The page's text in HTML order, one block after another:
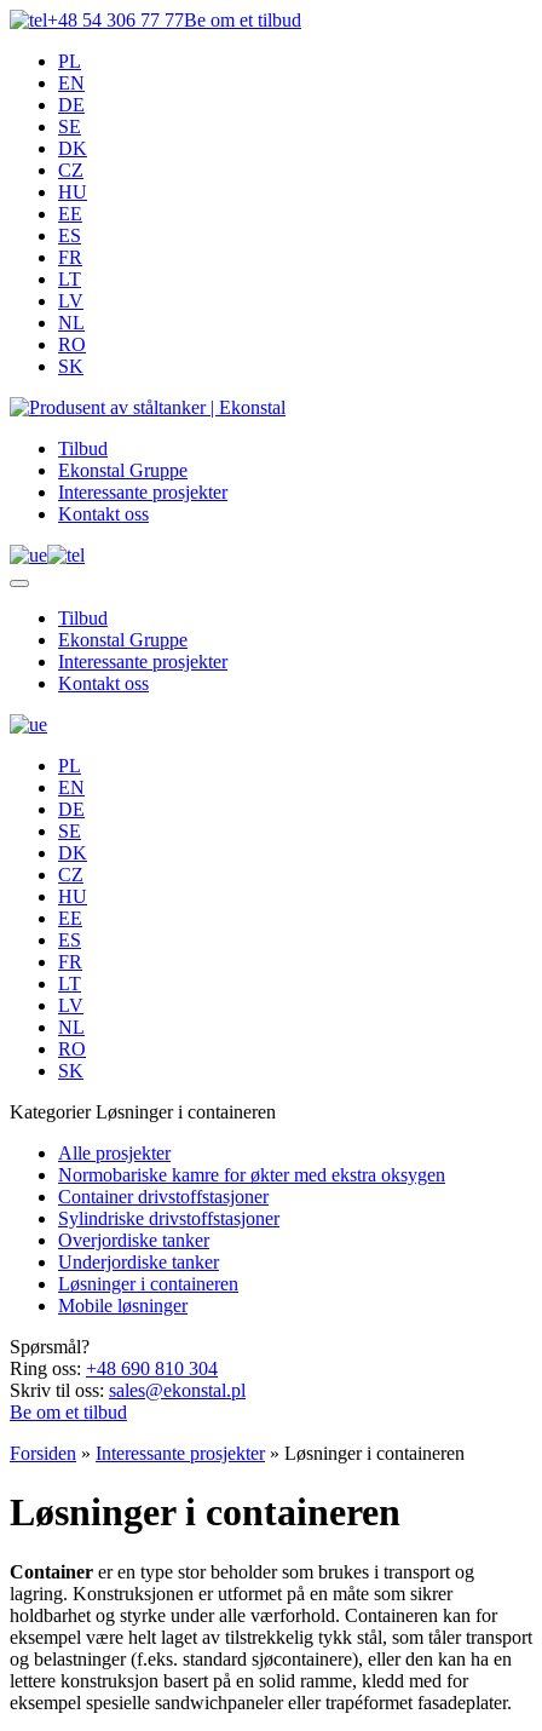
+48 54 306 77 77Be om et tilbud
PL
EN
DE
SE
DK
CZ
HU
EE
ES
FR
LT
LV
NL
RO
SK
Tilbud
Ekonstal Gruppe
Interessante prosjekter
Kontakt oss
Tilbud
Ekonstal Gruppe
Interessante prosjekter
Kontakt oss
PL
EN
DE
SE
DK
CZ
HU
EE
ES
FR
LT
LV
NL
RO
SK
Kategorier Løsninger i containeren
Alle prosjekter
Normobariske kamre for økter med ekstra oksygen
Container drivstoffstasjoner
Sylindriske drivstoffstasjoner
Overjordiske tanker
Underjordiske tanker
Løsninger i containeren
Mobile løsninger
Spørsmål?
Ring oss: +48 690 810 304
Skriv til oss: sales@ekonstal.pl
Be om et tilbud
Forsiden » Interessante prosjekter» Løsninger i containeren
Løsninger i containeren
Container er en type stor beholder som brukes i transport og
lagring. Konstruksjonen er utformet på en måte som sikrer
holdbarhet og styrke under alle værforhold. Containeren kan for
eksempel være helt laget av tilstrekkelig tykk stål, som tåler transport
og belastninger (f.eks. standard sjøcontainere), eller den kan ha en
lettere konstruksjon basert på en solid ramme, kledd med for
eksempel spesielle sandwichpaneler eller trapéformet fasadeplater.